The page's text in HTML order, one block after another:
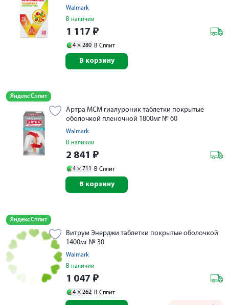
Walmark
В наличии
1 117 ₽
4 × 280 В Сплит
В корзину
Яндекс Сплит
Артра МСМ гиалуроник таблетки покрытые
оболочкой пленочной 1800мг № 60
Walmark
В наличии
2 841 ₽
4 × 711 В Сплит
В корзину
Яндекс Сплит
Витрум Энерджи таблетки покрытые оболочкой
1400мг № 30
Walmark
В наличии
1 047 ₽
4 × 262 В Сплит